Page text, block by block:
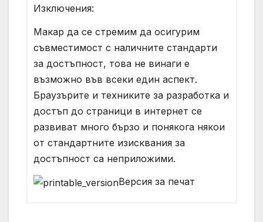
Изключения:
Макар да се стремим да осигурим
съвместимост с наличните стандарти
за достъпност, това не винаги е
възможно във всеки един аспект.
Браузърите и техниките за разработка и
достъп до страници в интернет се
развиват много бързо и понякога някои
от стандартните изисквания за
достъпност са неприложими.
Версия за печат